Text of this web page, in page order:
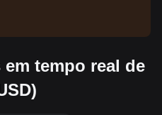
tempo real de